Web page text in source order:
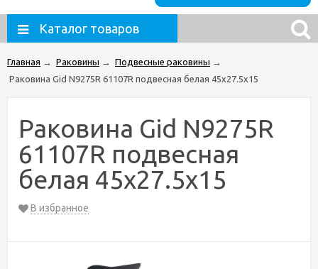
Каталог товаров
Главная → Раковины → Подвесные раковины →
Раковина Gid N9275R 61107R подвесная белая 45x27.5x15
Раковина Gid N9275R
61107R подвесная
белая 45x27.5x15
В избранное